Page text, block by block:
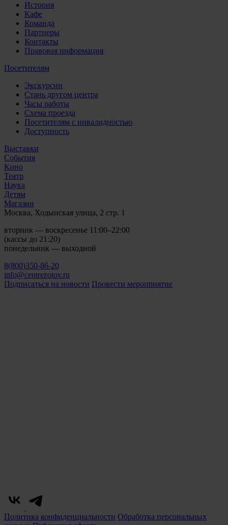
История
Кафе
Команда
Партнеры
Контакты
Правовая информация
Посетителям
Экскурсии
Стань другом центра
Часы работы
Схема проезда
Посетителям с инвалидностью
Доступность
Выставки
События
Кино
Театр
Наука
Детям
Магазин
Москва, Ходынская улица, 2 стр. 1
вторник — воскресенье 11:00–22:00
(кассы до 21:20)
понедельник — выходной
8(800)350-86-20
info@centrezotov.ru
Подписаться на новости Провести мероприятие
Политика конфиденциальности Обработка персональных